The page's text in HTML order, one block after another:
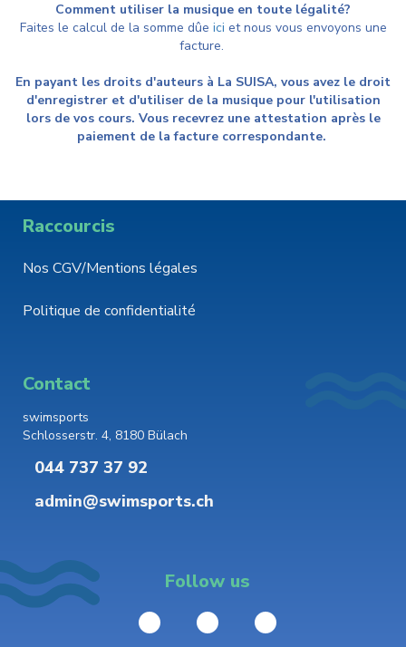
Comment utiliser la musique en toute légalité?
Faites le calcul de la somme dûe ici et nous vous envoyons une
facture.
En payant les droits d'auteurs à La SUISA, vous avez le droit
d'enregistrer et d'utiliser de la musique pour l'utilisation
lors de vos cours. Vous recevrez une attestation après le
paiement de la facture correspondante.
Contact
swimsports
Schlosserstr. 4, 8180 Bülach
044 737 37 92
admin@swimsports.ch
Raccourcis
Nos CGV/Mentions légales
Politique de confidentialité
Follow us